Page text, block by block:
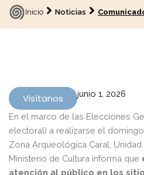
Inicio Noticias
Visítanos junio 1, 2026
En el marco de las Elecciones
electoral) a realizarse el
Zona Arqueológica Caral,
Ministerio de Cultura informa que
atención al público en los